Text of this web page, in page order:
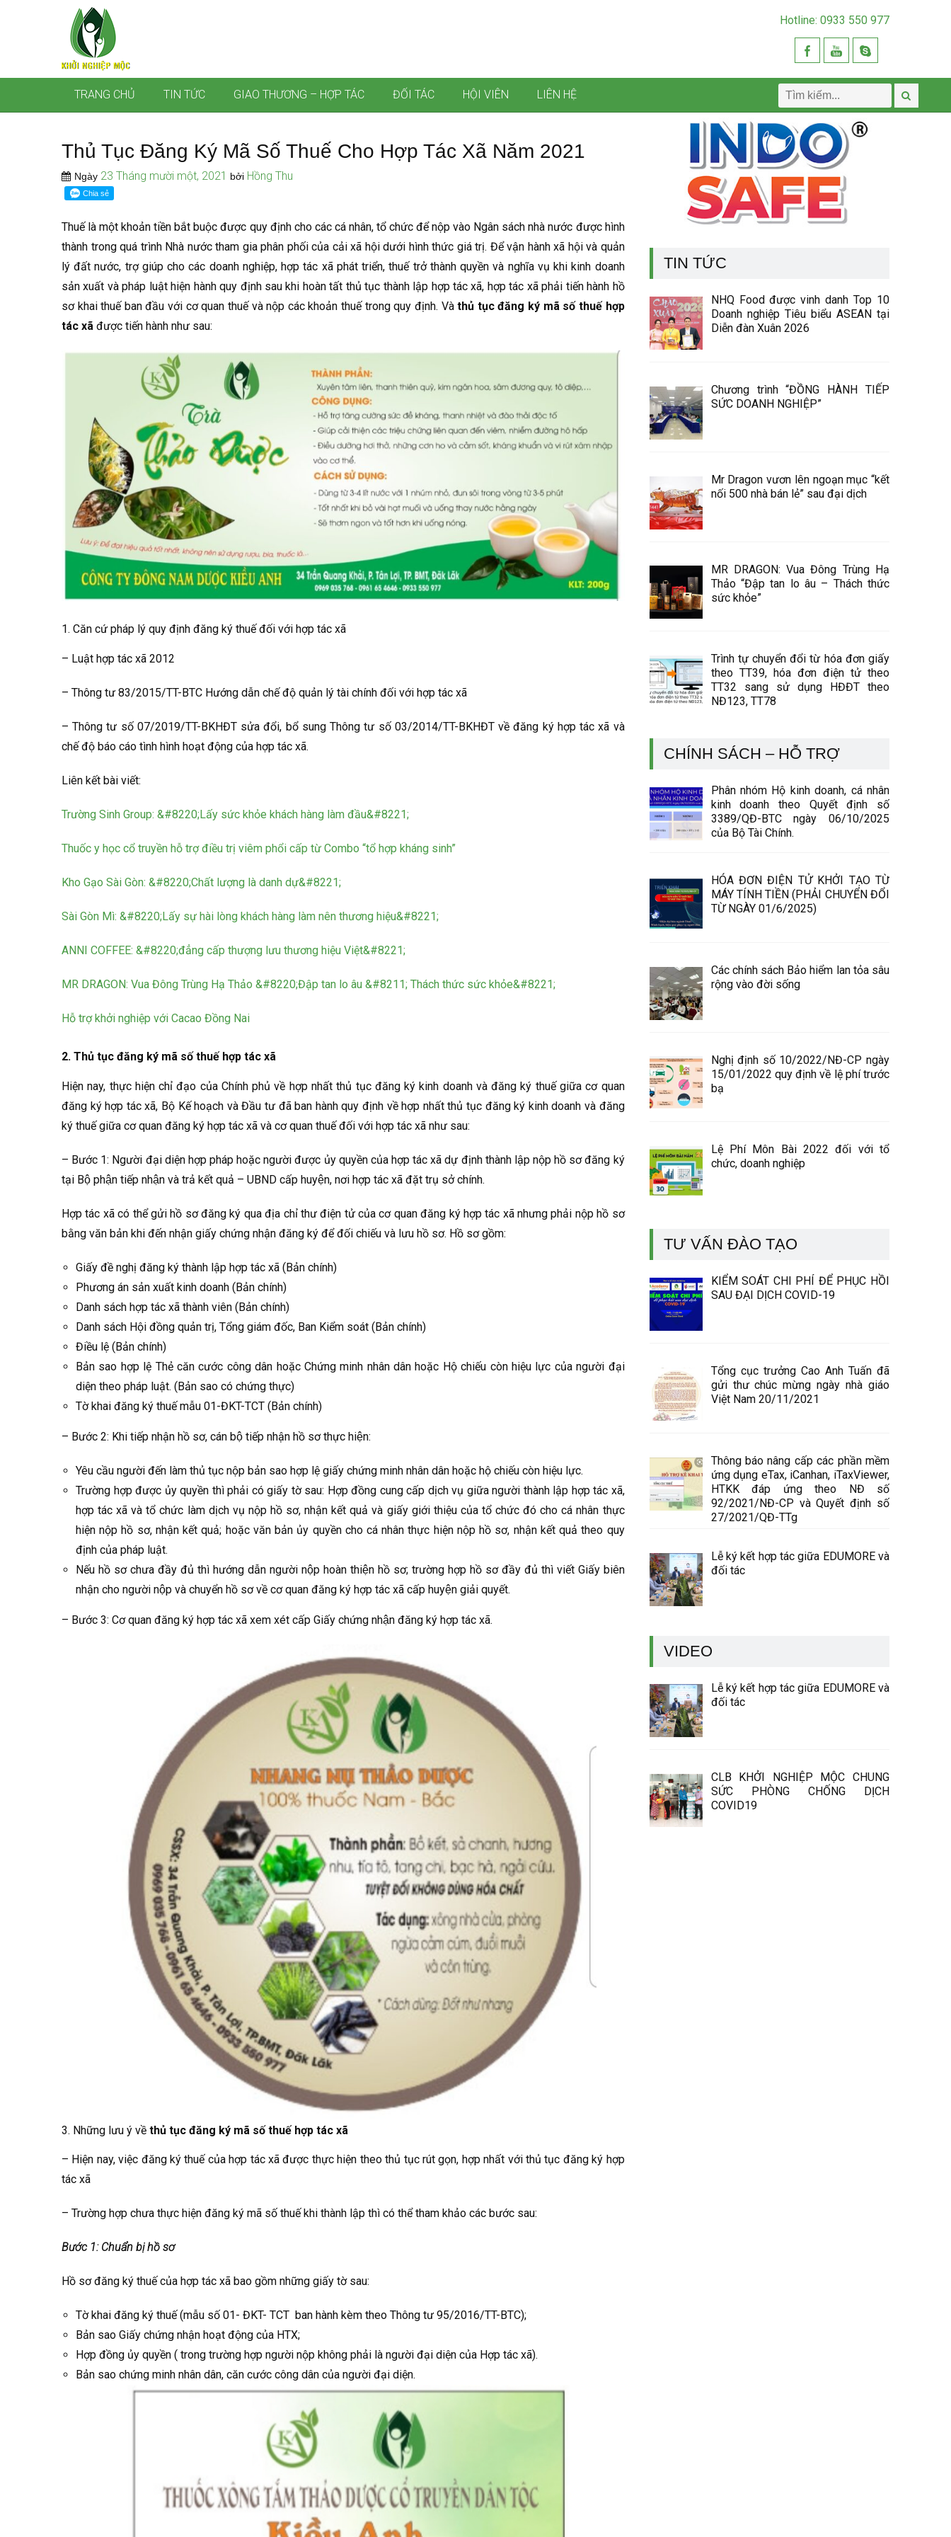
Hotline: 0933 550 977
TRANG CHỦ TIN TỨC GIAO THƯƠNG – HỢP TÁC ĐỐI TÁC HỘI VIÊN LIÊN HỆ
Thủ Tục Đăng Ký Mã Số Thuế Cho Hợp Tác Xã Năm 2021
Ngày 23 Tháng mười một, 2021 bởi Hồng Thu
Thuế là một khoản tiền bắt buộc được quy định cho các cá nhân, tổ chức để nộp vào Ngân sách nhà nước được hình
thành trong quá trình Nhà nước tham gia phân phối của cải xã hội dưới hình thức giá trị. Để vận hành xã hội và quản
lý đất nước, trợ giúp cho các doanh nghiệp, hợp tác xã phát triển, thuế trở thành quyền và nghĩa vụ khi kinh doanh
sản xuất và pháp luật hiện hành quy định sau khi hoàn tất thủ tục thành lập hợp tác xã, hợp tác xã phải tiến hành hồ
sơ khai thuế ban đầu với cơ quan thuế và nộp các khoản thuế trong quy định. Vàthủ tục đăng ký mã số thuế hợp
tác xã được tiến hành như sau:
1. Căn cứ pháp lý quy định đăng ký thuế đối với hợp tác xã
– Luật hợp tác xã 2012
– Thông tư 83/2015/TT-BTC Hướng dẫn chế độ quản lý tài chính đối với hợp tác xã
– Thông tư số 07/2019/TT-BKHĐT sửa đổi, bổ sung Thông tư số 03/2014/TT-BKHĐT về đăng ký hợp tác xã và
chế độ báo cáo tình hình hoạt động của hợp tác xã.
Liên kết bài viết:
Trường Sinh Group: &#8220;Lấy sức khỏe khách hàng làm đầu&#8221;
Thuốc y học cổ truyền hỗ trợ điều trị viêm phổi cấp từ Combo “tổ hợp kháng sinh”
Kho Gạo Sài Gòn: &#8220;Chất lượng là danh dự&#8221;
Sài Gòn Mì: &#8220;Lấy sự hài lòng khách hàng làm nên thương hiệu&#8221;
ANNI COFFEE: &#8220;đẳng cấp thượng lưu thương hiệu Việt&#8221;
MR DRAGON: Vua Đông Trùng Hạ Thảo &#8220;Đập tan lo âu &#8211; Thách thức sức khỏe&#8221;
Hỗ trợ khởi nghiệp với Cacao Đồng Nai
2. Thủ tục đăng ký mã số thuế hợp tác xã
Hiện nay, thực hiện chỉ đạo của Chính phủ về hợp nhất thủ tục đăng ký kinh doanh và đăng ký thuế giữa cơ quan
đăng ký hợp tác xã, Bộ Kế hoạch và Đầu tư đã ban hành quy định về hợp nhất thủ tục đăng ký kinh doanh và đăng
ký thuế giữa cơ quan đăng ký hợp tác xã và cơ quan thuế đối với hợp tác xã như sau:
– Bước 1: Người đại diện hợp pháp hoặc người được ủy quyền của hợp tác xã dự định thành lập nộp hồ sơ đăng ký
tại Bộ phận tiếp nhận và trả kết quả – UBND cấp huyện, nơi hợp tác xã đặt trụ sở chính.
Hợp tác xã có thể gửi hồ sơ đăng ký qua địa chỉ thư điện tử của cơ quan đăng ký hợp tác xã nhưng phải nộp hồ sơ
bằng văn bản khi đến nhận giấy chứng nhận đăng ký để đối chiếu và lưu hồ sơ. Hồ sơ gồm:
Giấy đề nghị đăng ký thành lập hợp tác xã (Bản chính)
Phương án sản xuất kinh doanh (Bản chính)
Danh sách hợp tác xã thành viên (Bản chính)
Danh sách Hội đồng quản trị, Tổng giám đốc, Ban Kiểm soát (Bản chính)
Điều lệ (Bản chính)
Bản sao hợp lệ Thẻ căn cước công dân hoặc Chứng minh nhân dân hoặc Hộ chiếu còn hiệu lực của người đại
diện theo pháp luật. (Bản sao có chứng thực)
Tờ khai đăng ký thuế mẫu 01-ĐKT-TCT (Bản chính)
– Bước 2: Khi tiếp nhận hồ sơ, cán bộ tiếp nhận hồ sơ thực hiện:
Yêu cầu người đến làm thủ tục nộp bản sao hợp lệ giấy chứng minh nhân dân hoặc hộ chiếu còn hiệu lực.
Trường hợp được ủy quyền thì phải có giấy tờ sau: Hợp đồng cung cấp dịch vụ giữa người thành lập hợp tác xã,
hợp tác xã và tổ chức làm dịch vụ nộp hồ sơ, nhận kết quả và giấy giới thiệu của tổ chức đó cho cá nhân thực
hiện nộp hồ sơ, nhận kết quả; hoặc văn bản ủy quyền cho cá nhân thực hiện nộp hồ sơ, nhận kết quả theo quy
định của pháp luật.
Nếu hồ sơ chưa đầy đủ thì hướng dẫn người nộp hoàn thiện hồ sơ; trường hợp hồ sơ đầy đủ thì viết Giấy biên
nhận cho người nộp và chuyển hồ sơ về cơ quan đăng ký hợp tác xã cấp huyện giải quyết.
– Bước 3: Cơ quan đăng ký hợp tác xã xem xét cấp Giấy chứng nhận đăng ký hợp tác xã.
3. Những lưu ý về thủ tục đăng ký mã số thuế hợp tác xã
– Hiện nay, việc đăng ký thuế của hợp tác xã được thực hiện theo thủ tục rút gọn, hợp nhất với thủ tục đăng ký hợp
tác xã
– Trường hợp chưa thực hiện đăng ký mã số thuế khi thành lập thì có thể tham khảo các bước sau:
Bước 1: Chuẩn bị hồ sơ
Hồ sơ đăng ký thuế của hợp tác xã bao gồm những giấy tờ sau:
Tờ khai đăng ký thuế (mẫu số 01- ĐKT- TCT ban hành kèm theo Thông tư 95/2016/TT-BTC);
Bản sao Giấy chứng nhận hoạt động của HTX;
Hợp đồng ủy quyền ( trong trường hợp người nộp không phải là người đại diện của Hợp tác xã).
Bản sao chứng minh nhân dân, căn cước công dân của người đại diện.
TIN TỨC
NHQ Food được vinh danh Top 10
Doanh nghiệp Tiêu biểu ASEAN tại
Diễn đàn Xuân 2026
Chương trình “ĐỒNG HÀNH TIẾP
SỨC DOANH NGHIỆP”
Mr Dragon vươn lên ngoạn mục “kết
nối 500 nhà bán lẻ” sau đại dịch
MR DRAGON: Vua Đông Trùng Hạ
Thảo “Đập tan lo âu – Thách thức
sức khỏe”
Trình tự chuyển đổi từ hóa đơn giấy
theo TT39, hóa đơn điện tử theo
TT32 sang sử dụng HĐĐT theo
NĐ123, TT78
CHÍNH SÁCH – HỖ TRỢ
Phân nhóm Hộ kinh doanh, cá nhân
kinh doanh theo Quyết định số
3389/QĐ-BTC ngày 06/10/2025
của Bộ Tài Chính.
HÓA ĐƠN ĐIỆN TỬ KHỞI TẠO TỪ
MÁY TÍNH TIỀN (PHẢI CHUYỂN ĐỔI
TỪ NGÀY 01/6/2025)
Các chính sách Bảo hiểm lan tỏa sâu
rộng vào đời sống
Nghị định số 10/2022/NĐ-CP ngày
15/01/2022 quy định về lệ phí trước
bạ
Lệ Phí Môn Bài 2022 đối với tổ
chức, doanh nghiệp
TƯ VẤN ĐÀO TẠO
KIỂM SOÁT CHI PHÍ ĐỂ PHỤC HỒI
SAU ĐẠI DỊCH COVID-19
Tổng cục trưởng Cao Anh Tuấn đã
gửi thư chúc mừng ngày nhà giáo
Việt Nam 20/11/2021
Thông báo nâng cấp các phần mềm
ứng dụng eTax, iCanhan, iTaxViewer,
HTKK đáp ứng theo NĐ số
92/2021/NĐ-CP và Quyết định số
27/2021/QĐ-TTg
Lễ ký kết hợp tác giữa EDUMORE và
đối tác
VIDEO
Lễ ký kết hợp tác giữa EDUMORE và
đối tác
CLB KHỞI NGHIỆP MỘC CHUNG
SỨC PHÒNG CHỐNG DỊCH
COVID19